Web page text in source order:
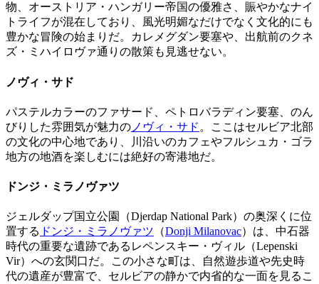
物、オーストリア・ハンガリー帝国の優雅さ、賑やかなナイ
トライフが混在しており、風光明媚なだけでなく文化的にも
豊かな冒険の始まりだ。カレメグダン要塞や、出航前のクネ
ズ・ミハイロヴァ通りの散策も見逃せない。
ノヴィ・サド
パステルカラーのファサード、ペトロバラディン要塞、のん
びりした雰囲気が魅力の ノヴィ・サド 。ここはセルビア北部
の文化の中心地であり、川沿いのカフェやフルシュカ・ゴラ
地方の地酒を楽しむには絶好の寄港地だ。
ドンジ・ミラノヴァツ
ジェルダップ国立公園（Djerdap National Park）の奥深くに位
置する ドンジ・ミラノヴァツ （Donji Milanovac）は、中石器
時代の重要な遺跡であるレペンスキー・ヴィル（Lepenski
Vir）への玄関口だ。この小さな町は、自然遊歩道や先史時
代の遺産が豊富で、セルビアの静かで内省的な一面を見るこ